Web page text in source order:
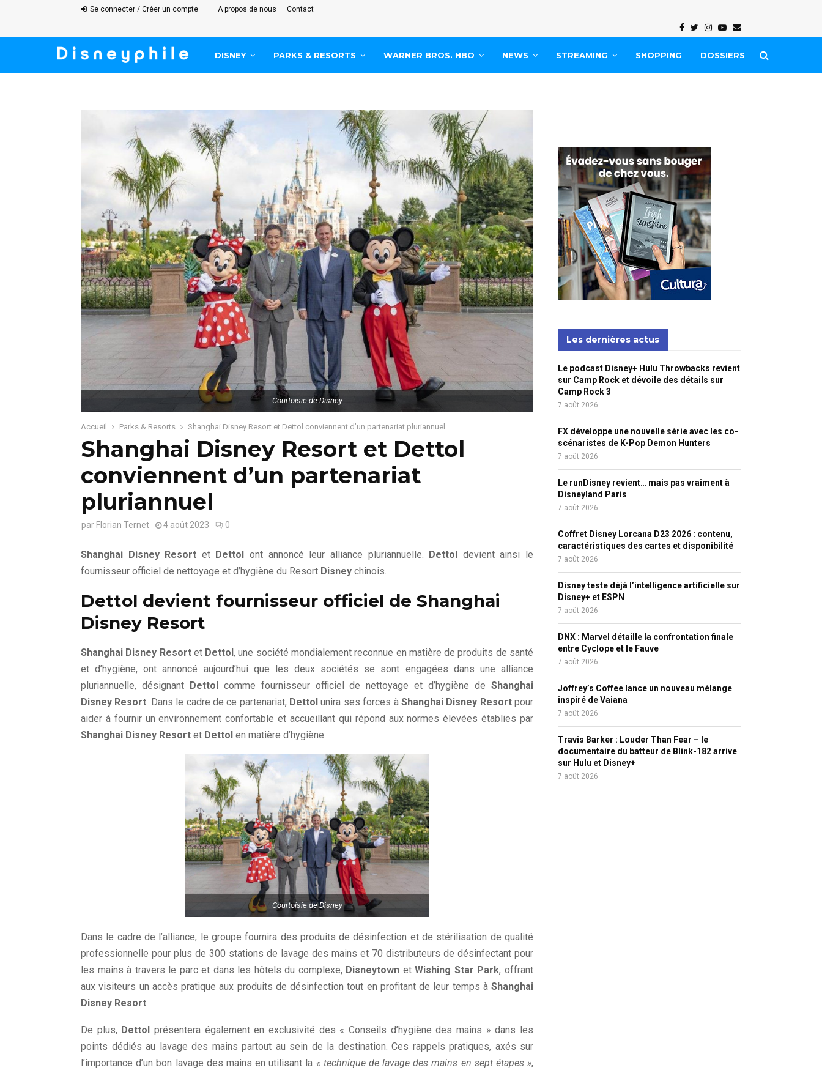
Se connecter / Créer un compte A propos de nous Contact
Facebook
Twitter
Instagram
Youtube
Email
DISNEY PARKS & RESORTS WARNER BROS. HBO NEWS STREAMING SHOPPING DOSSIERS
Courtoisie de Disney
Accueil Parks & Resorts Shanghai Disney Resort et Dettol conviennent d’un partenariat pluriannuel
Shanghai Disney Resort et Dettol
conviennent d’un partenariat
pluriannuel
par Florian Ternet 4 août 2023 0
Shanghai Disney Resort et Dettol ont annoncé leur alliance pluriannuelle. Dettol
devient ainsi le
fournisseur officiel de nettoyage et d’hygiène du Resort Disney chinois.
Dettol devient fournisseur officiel de Shanghai
Disney Resort
Shanghai Disney Resortet Dettol, une société mondialement reconnue en matière de produits de santé
et d’hygiène, ont annoncé aujourd’hui que les deux sociétés se sont engagées dans une alliance
pluriannuelle, désignant
Dettol comme fournisseur officiel de nettoyage et d’hygiène de Shanghai
Disney Resort. Dans le cadre de ce partenariat, Dettol unira ses forces à Shanghai Disney Resortpour
aider à fournir un environnement confortable et accueillant qui répond aux normes élevées établies par
Shanghai Disney Resort et Dettol en matière d’hygiène.
Courtoisie de Disney
Dans le cadre de l’alliance, le groupe fournira des produits de désinfection et de stérilisation de qualité
professionnelle pour plus de 300 stations de lavage des mains et 70 distributeurs de désinfectant pour
les mains à travers le parc et dans les hôtels du complexe, Disneytown etWishing Star Park, offrant
aux visiteurs un accès pratique aux produits de désinfection tout en profitant de leur temps à Shanghai
Disney Resort.
De plus, Dettol
présentera également en exclusivité des « Conseils d’hygiène des mains » dans les
points dédiés au lavage des mains partout au sein de la destination. Ces rappels pratiques, axés sur
l’importance d’un bon lavage des mains en utilisant la « technique de lavage des mains en sept étapes »,
Les dernières actus
Le podcast Disney+ Hulu Throwbacks revient
sur Camp Rock et dévoile des détails sur
Camp Rock 3
7 août 2026
FX développe une nouvelle série avec les co-
scénaristes de K-Pop Demon Hunters
7 août 2026
Le runDisney revient… mais pas vraiment à
Disneyland Paris
7 août 2026
Coffret Disney Lorcana D23 2026 : contenu,
caractéristiques des cartes et disponibilité
7 août 2026
Disney teste déjà l’intelligence artificielle sur
Disney+ et ESPN
7 août 2026
DNX : Marvel détaille la confrontation finale
entre Cyclope et le Fauve
7 août 2026
Joffrey’s Coffee lance un nouveau mélange
inspiré de Vaiana
7 août 2026
Travis Barker : Louder Than Fear – le
documentaire du batteur de Blink-182 arrive
sur Hulu et Disney+
7 août 2026